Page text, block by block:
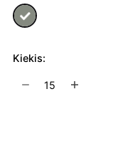
Kiekis:
produkto